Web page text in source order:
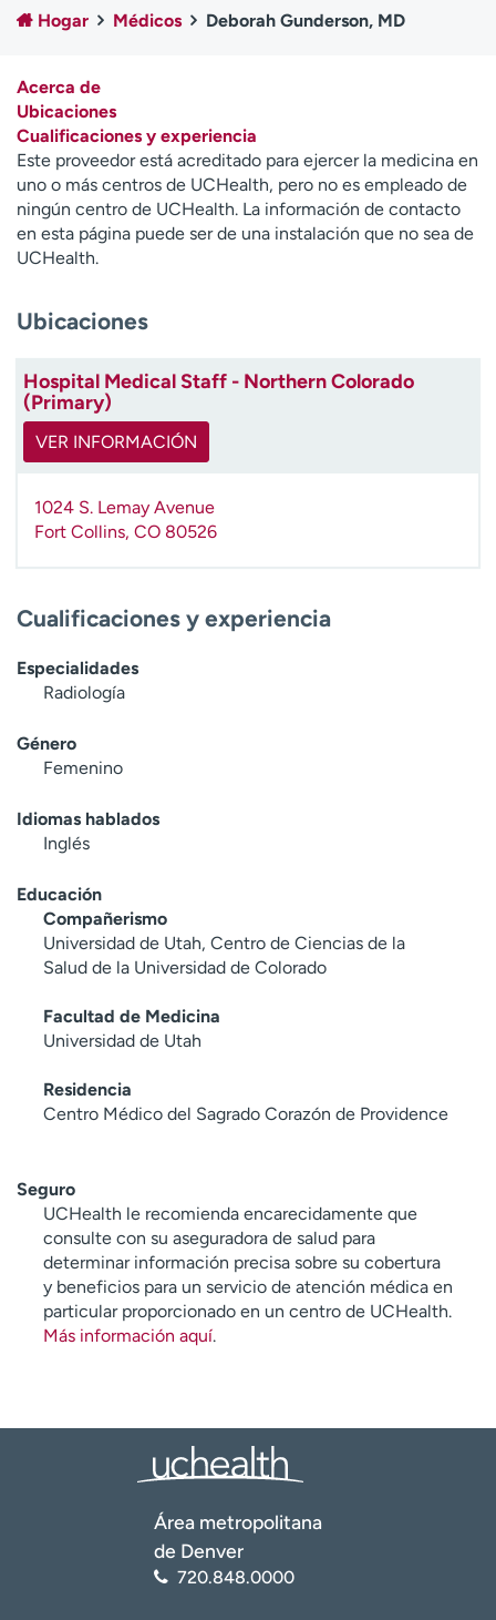
Atención a medios de
comunicación
Contáctenos Noticias e historias
A
y
ú
d
m
e
n
o
Hogar Médicos Deborah Gunderson, MD
Acerca de
Ubicaciones
Cualificaciones y experiencia
Este proveedor está acreditado para ejercer la medicina en
uno o más centros de UCHealth, pero no es empleado de
ningún centro de UCHealth. La información de contacto
en esta página puede ser de una instalación que no sea de
UCHealth.
Ubicaciones
Hospital Medical Staff - Northern Colorado
(Primary)
VER INFORMACIÓN
1024 S. Lemay Avenue
Fort Collins, CO 80526
Cualificaciones y experiencia
Especialidades
Radiología
Género
Femenino
Idiomas hablados
Inglés
Educación
Compañerismo
Universidad de Utah, Centro de Ciencias de la
Salud de la Universidad de Colorado
Facultad de Medicina
Universidad de Utah
Residencia
Centro Médico del Sagrado Corazón de Providence
Seguro
UCHealth le recomienda encarecidamente que
consulte con su aseguradora de salud para
determinar información precisa sobre su cobertura
y beneficios para un servicio de atención médica en
particular proporcionado en un centro de UCHealth.
Más información aquí.
Área metropolitana
de Denver
720.848.0000